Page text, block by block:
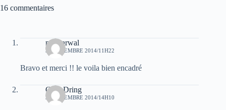
16 commentaires
moh arwal
31 DÉCEMBRE 2014/11H22
Bravo et merci !! le voila bien encadré
Guel Dring
31 DÉCEMBRE 2014/14H10